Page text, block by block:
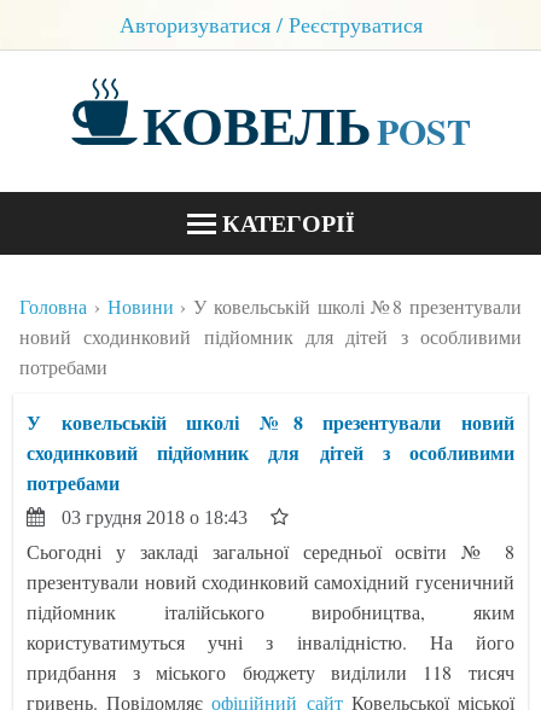
Авторизуватися / Реєструватися
КОВЕЛЬPOST
КАТЕГОРІЇ
БЛОГИ
Головна Новини
У ковельській школі №8 презентували
новий сходинковий підйомник для дітей з особливими
потребами
У ковельській школі №8 презентували новий
сходинковий підйомник для дітей з особливими
потребами
03 грудня 2018 о 18:43
Сьогодні у закладі загальної середньої освіти № 8
презентували новий сходинковий самохідний гусеничний
підйомник італійського виробництва, яким
користуватимуться учні з інвалідністю. На його
придбання з міського бюджету виділили 118 тисяч
гривень. Повідомляєофіційний сайт Ковельської міської